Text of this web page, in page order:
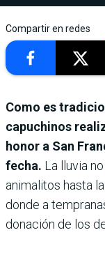
Compartir en redes
Como es
capuchinos
honor a San
fecha. La lluvia
animalitos hasta
donde a
donación de los